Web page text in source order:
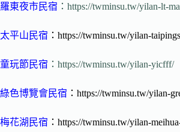
羅東夜市民宿 ：https://twminsu.tw/yilan-lt-
太平山民宿 ：https://twminsu.tw/yilan-
童玩節民宿 ：https://twminsu.tw/yilan-yicfff/
綠色博覽會民宿 ：https://twminsu.tw/yilan-
梅花湖民宿 ：https://twminsu.tw/yilan-